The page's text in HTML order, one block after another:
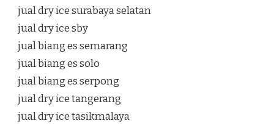
jual dry ice surabaya selatan
jual dry ice sby
jual biang es semarang
jual biang es solo
jual biang es serpong
jual dry ice tangerang
jual dry ice tasikmalaya